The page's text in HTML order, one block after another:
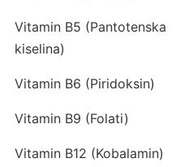
Vitamin B5 (Pantotenska
kiselina)
Vitamin B6 (Piridoksin)
Vitamin B9 (Folati)
Vitamin B12 (Kobalamin)